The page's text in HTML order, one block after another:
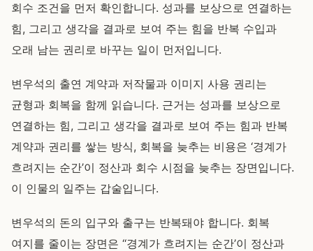
회수 조건을 먼저 확인합니다. 성과를 보상으로 연결하는
힘, 그리고 생각을 결과로 보여 주는 힘을 반복 수입과
오래 남는 권리로 바꾸는 일이 먼저입니다.
변우석의 출연 계약과 저작물과 이미지 사용 권리는
균형과 회복을 함께 읽습니다. 근거는 성과를 보상으로
연결하는 힘, 그리고 생각을 결과로 보여 주는 힘과 반복
계약과 권리를 쌓는 방식, 회복을 늦추는 비용은 ‘경계가
흐려지는 순간’이 정산과 회수 시점을 늦추는 장면입니다.
이 인물의 일주는 갑술입니다.
변우석의 돈의 입구와 출구는 반복돼야 합니다. 회복
여지를 줄이는 장면은 ‘‘경계가 흐려지는 순간’이 정산과